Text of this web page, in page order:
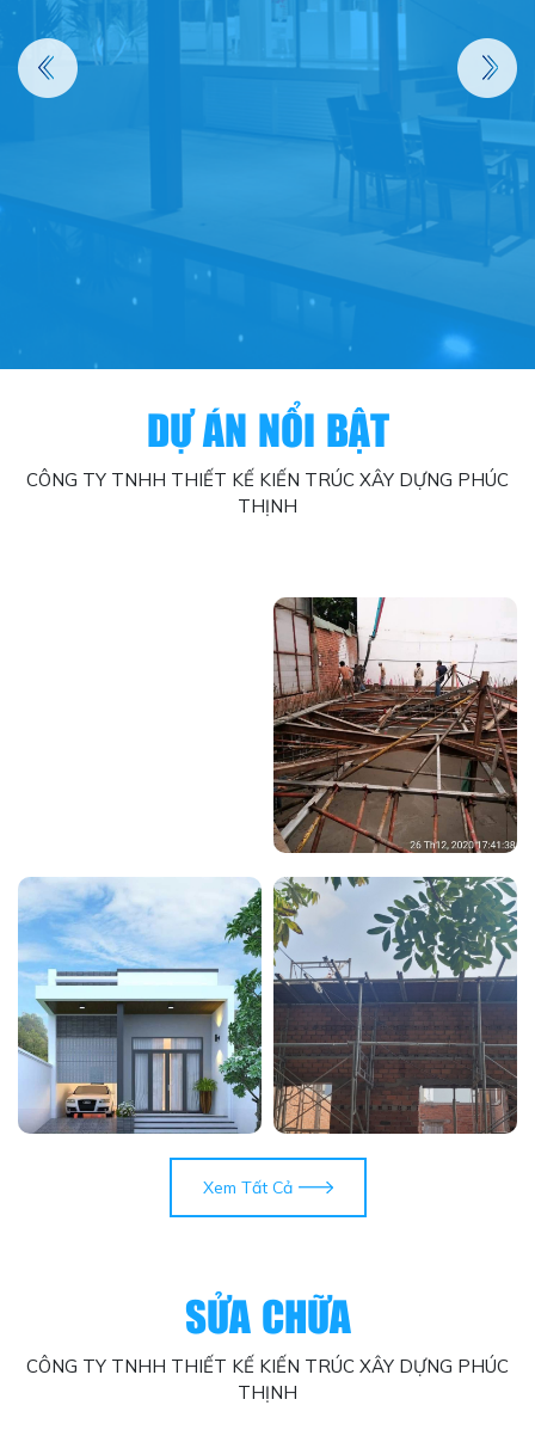
DỰ ÁN NỔI BẬT
CÔNG TY TNHH THIẾT KẾ KIẾN TRÚC XÂY DỰNG PHÚC
THỊNH
Xem Tất Cả
SỬA CHỮA
CÔNG TY TNHH THIẾT KẾ KIẾN TRÚC XÂY DỰNG PHÚC
THỊNH